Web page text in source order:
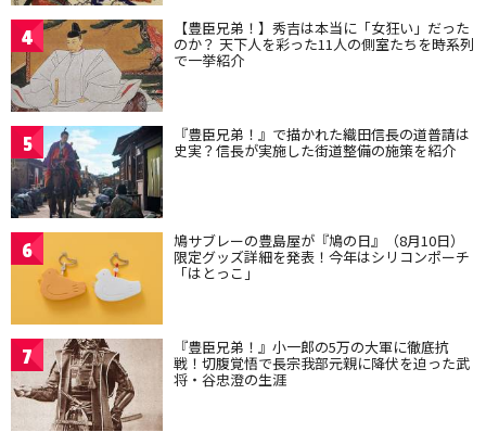
4 【豊臣兄弟！】秀吉は本当に「女狂い」だった
のか？ 天下人を彩った11人の側室たちを時系列
で一挙紹介
5 『豊臣兄弟！』で描かれた織田信長の道普請は
史実？信長が実施した街道整備の施策を紹介
6 鳩サブレーの豊島屋が『鳩の日』（8月10日）
限定グッズ詳細を発表！今年はシリコンポーチ
「はとっこ」
7 『豊臣兄弟！』小一郎の5万の大軍に徹底抗
戦！切腹覚悟で長宗我部元親に降伏を迫った武
将・谷忠澄の生涯